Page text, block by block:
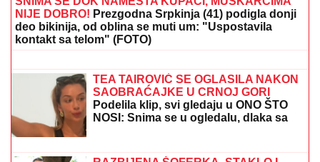
OVAJ FAKULTET JE ZAVRŠILA SARA
JOSada uživa na putovanjima sa
Aleksejem Bjelogrlićem, a nekada se
problem